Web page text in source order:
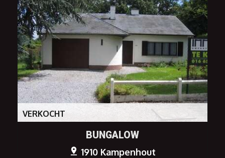
VERKOCHT
BUNGALOW
1910 Kampenhout